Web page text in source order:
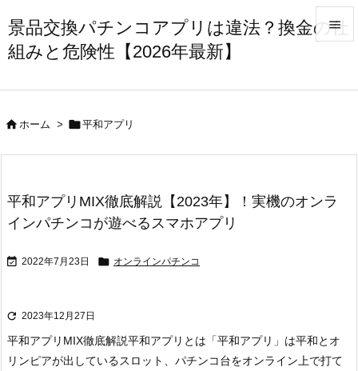
景品交換パチンコアプリは違法？換金の仕
組みと危険性【2026年最新】

前へ
次へ
ホーム > 平和アプリ
平和アプリMIX徹底解説【2023年】！実機のオンラ
インパチンコが遊べるスマホアプリ
 2022年7月23日  オンラインパチンコ
 2023年12月27日
平和アプリMIX徹底解説平和アプリとは 「平和アプリ」は平和とオ
リンピアが出しているスロット、パチンコ台をオンライン上で打て